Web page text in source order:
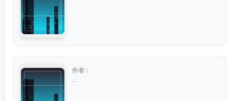
作者：